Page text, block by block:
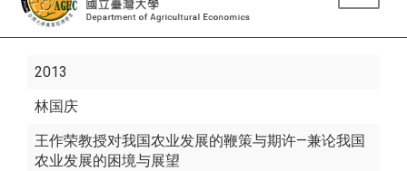
2013
林国庆
王作荣教授对我国农业发展的鞭策与期许—兼论我国
农业发展的困境与展望